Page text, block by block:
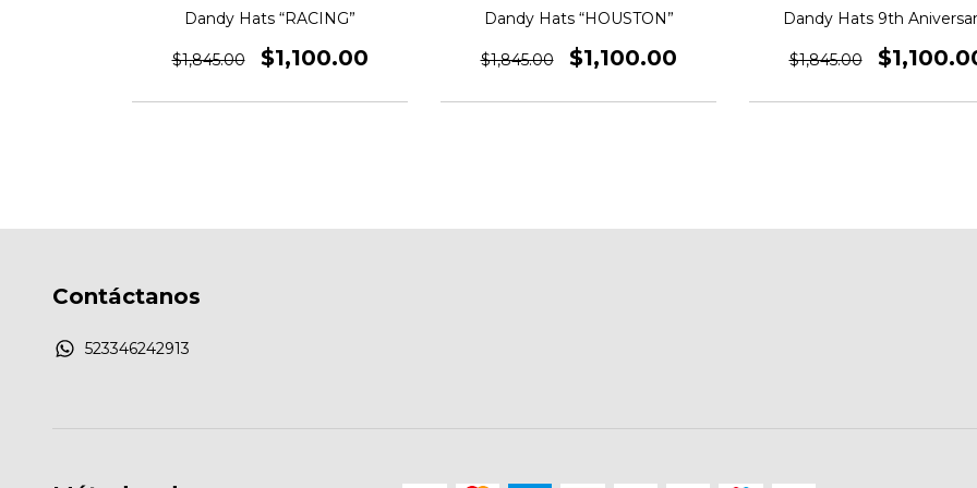
Dandy Hats “RACING”
$1,845.00 $1,100.00
Dandy Hats “HOUSTON”
$1,845.00 $1,100.00
Dandy Hats 9th
$1,845.00
Contáctanos
523346242913